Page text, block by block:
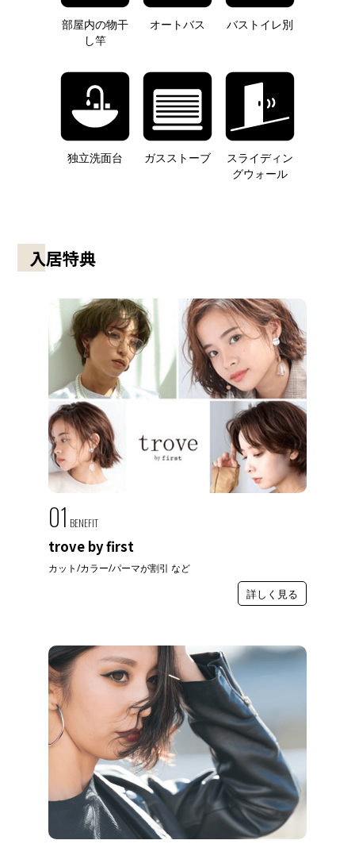
部屋内の物干
し竿
オートバス バストイレ別
独立洗面台 ガスストーブ
スライディン
グウォール
入居特典
01 BENEFIT
trove by first
カット/カラー/パーマが割引 など
詳しく見る